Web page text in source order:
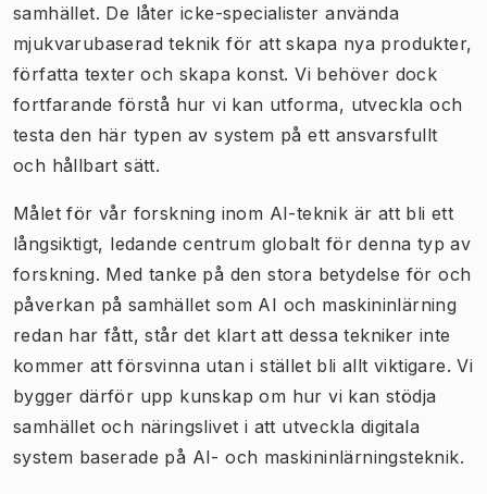
samhället. De låter icke-specialister använda
mjukvarubaserad teknik för att skapa nya produkter,
författa texter och skapa konst. Vi behöver dock
fortfarande förstå hur vi kan utforma, utveckla och
testa den här typen av system på ett ansvarsfullt
och hållbart sätt.
Målet för vår forskning inom AI-teknik är att bli ett
långsiktigt, ledande centrum globalt för denna typ av
forskning. Med tanke på den stora betydelse för och
påverkan på samhället som AI och maskininlärning
redan har fått, står det klart att dessa tekniker inte
kommer att försvinna utan i stället bli allt viktigare. Vi
bygger därför upp kunskap om hur vi kan stödja
samhället och näringslivet i att utveckla digitala
system baserade på AI- och maskininlärningsteknik.